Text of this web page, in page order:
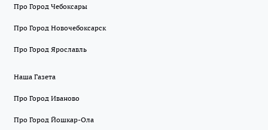
Про Город Чебоксары
Про Город Новочебоксарск
Про Город Ярославль
Наша Газета
Про Город Иваново
Про Город Йошкар-Ола